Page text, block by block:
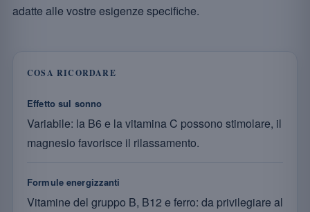
adatte alle vostre esigenze specifiche.
COSA RICORDARE
Effetto sul sonno
Variabile: la B6 e la vitamina C possono stimolare, il
magnesio favorisce il rilassamento.
Formule energizzanti
Vitamine del gruppo B, B12 e ferro: da privilegiare al